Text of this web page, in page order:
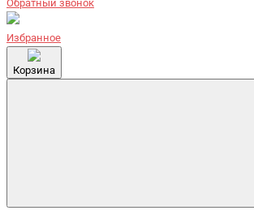
Обратный звонок
Избранное
Корзина